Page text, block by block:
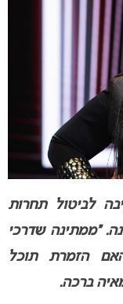
לביטול תחרות
הקורונה. “ממתינה שדרכי
הזמרת תוכל
ברכה.